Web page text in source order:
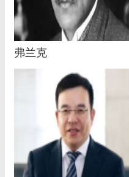
弗兰克